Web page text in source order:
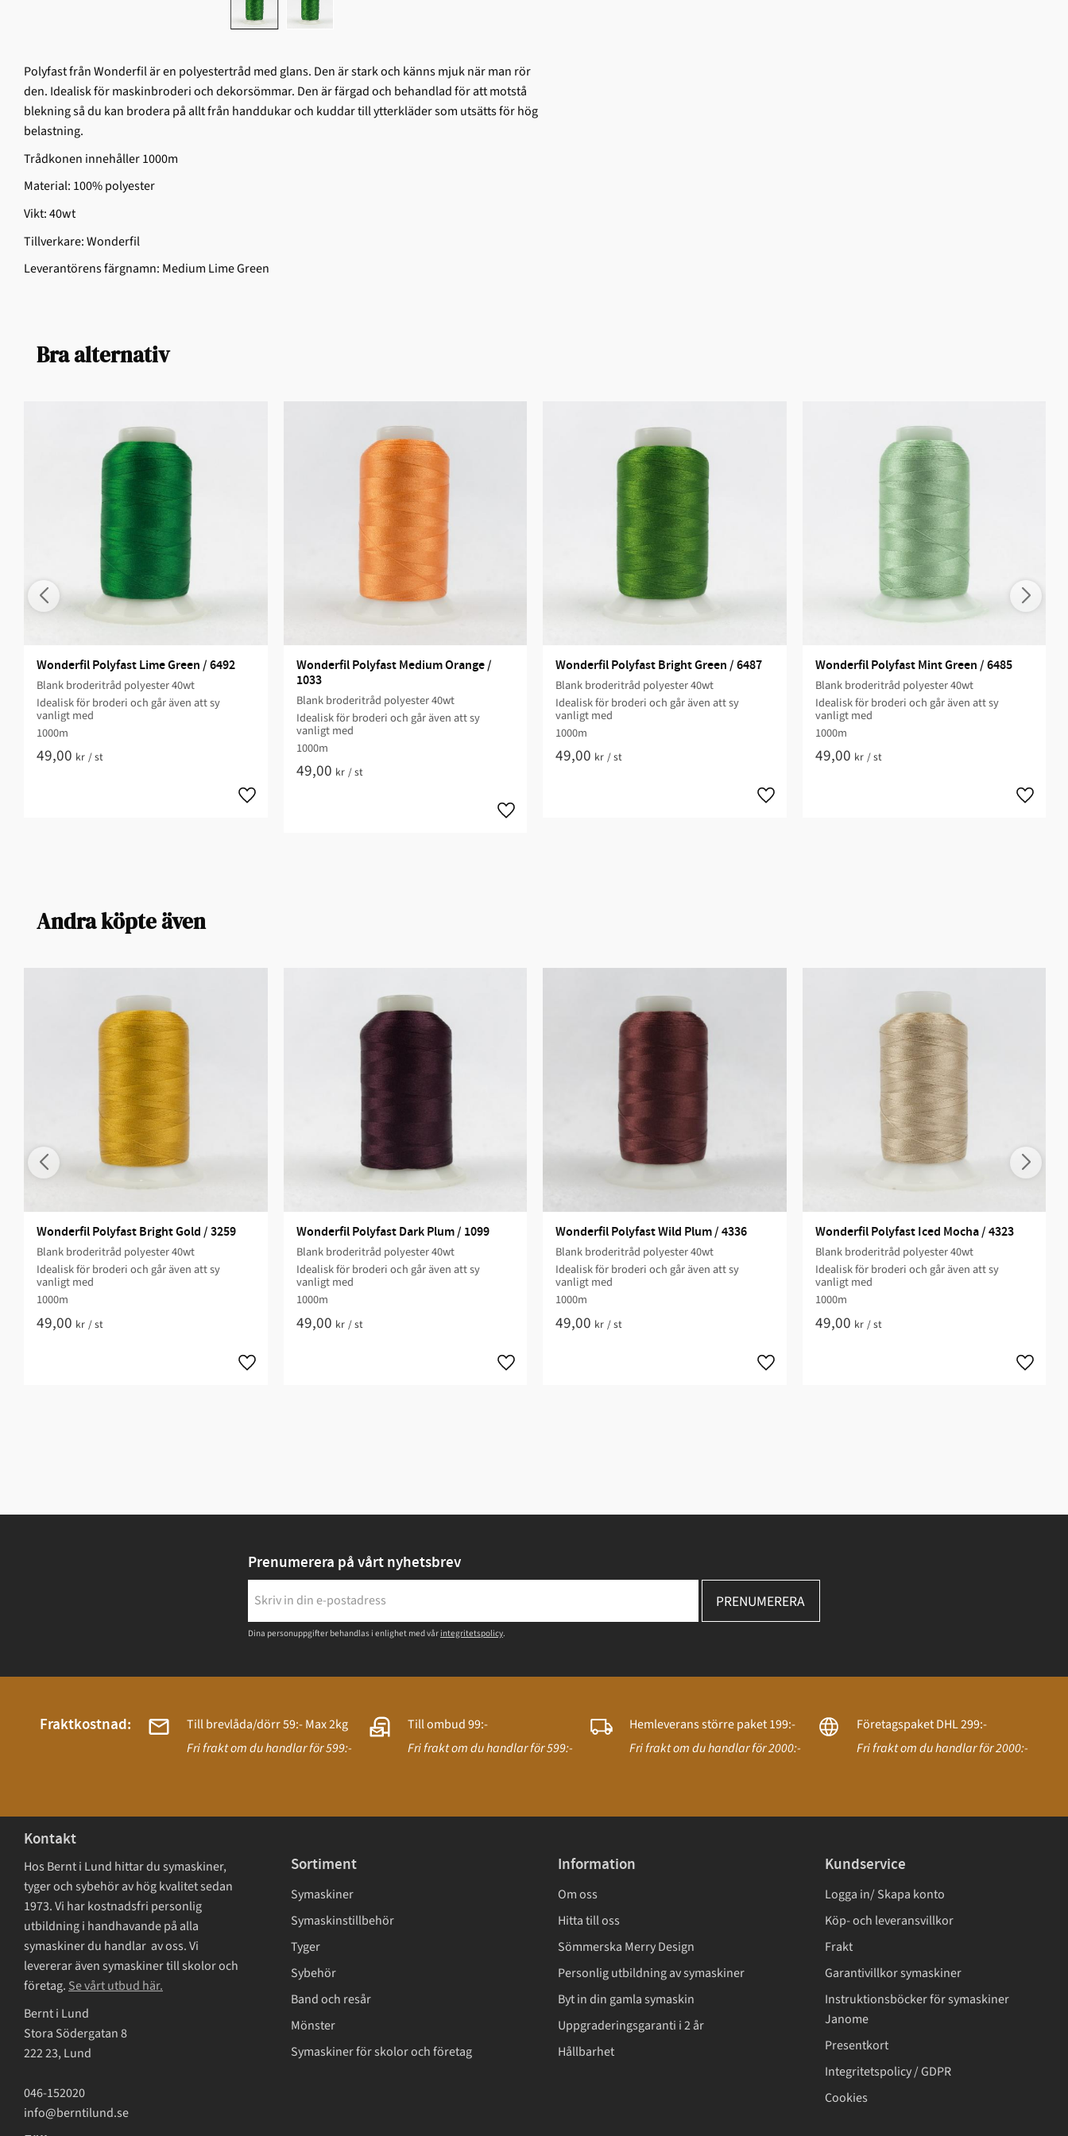
Polyfast från Wonderfil är en polyestertråd med glans. Den är stark och känns mjuk när man rör
den. Idealisk för maskinbroderi och dekorsömmar. Den är färgad och behandlad för att motstå
blekning så du kan brodera på allt från handdukar och kuddar till ytterkläder som utsätts för hög
belastning.
Trådkonen innehåller 1000m
Material: 100% polyester
Vikt: 40wt
Tillverkare: Wonderfil
Leverantörens färgnamn: Medium Lime Green
Bra alternativ
Wonderfil Polyfast Lime Green / 6492
Blank broderitråd polyester 40wt
Idealisk för broderi och går även att sy
vanligt med
1000m
49,00 kr /st
Wonderfil Polyfast Medium Orange /
1033
Blank broderitråd polyester 40wt
Idealisk för broderi och går även att sy
vanligt med
1000m
49,00 kr /st
Wonderfil Polyfast Bright Green / 6487
Blank broderitråd polyester 40wt
Idealisk för broderi och går även att sy
vanligt med
1000m
49,00 kr /st
Wonderfil Polyfast Mint Green / 6485
Blank broderitråd polyester 40wt
Idealisk för broderi och går även att sy
vanligt med
1000m
49,00 kr /st
Andra köpte även
Wonderfil Polyfast Bright Gold / 3259
Blank broderitråd polyester 40wt
Idealisk för broderi och går även att sy
vanligt med
1000m
49,00 kr /st
Wonderfil Polyfast Dark Plum / 1099
Blank broderitråd polyester 40wt
Idealisk för broderi och går även att sy
vanligt med
1000m
49,00 kr /st
Wonderfil Polyfast Wild Plum / 4336
Blank broderitråd polyester 40wt
Idealisk för broderi och går även att sy
vanligt med
1000m
49,00 kr /st
Wonderfil Polyfast Iced Mocha / 4323
Blank broderitråd polyester 40wt
Idealisk för broderi och går även att sy
vanligt med
1000m
49,00 kr /st
Prenumerera på vårt nyhetsbrev
PRENUMERERA
Dina personuppgifter behandlas i enlighet med vår integritetspolicy.
Fraktkostnad:
Till brevlåda/dörr 59:- Max 2kg
Fri frakt om du handlar för 599:-
Till ombud 99:-
Fri frakt om du handlar för 599:-
Hemleverans större paket 199:-
Fri frakt om du handlar för 2000:-
Företagspaket DHL 299:-
Fri frakt om du handlar för 2000:-
Kontakt
Hos Bernt i Lund hittar du symaskiner,
tyger och sybehör av hög kvalitet sedan
1973. Vi har kostnadsfri personlig
utbildning i handhavande på alla
symaskiner du handlar av oss. Vi
levererar även symaskiner till skolor och
företag. Se vårt utbud här.
Bernt i Lund
Stora Södergatan 8
222 23, Lund
046-152020
info@berntilund.se
Sortiment
Symaskiner
Symaskinstillbehör
Tyger
Sybehör
Band och resår
Mönster
Symaskiner för skolor och företag
Information
Om oss
Hitta till oss
Sömmerska Merry Design
Personlig utbildning av symaskiner
Byt in din gamla symaskin
Uppgraderingsgaranti i 2 år
Hållbarhet
Kundservice
Logga in/ Skapa konto
Köp- och leveransvillkor
Frakt
Garantivillkor symaskiner
Instruktionsböcker för symaskiner
Janome
Presentkort
Integritetspolicy / GDPR
Cookies